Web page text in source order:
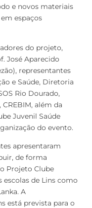
e novos materiais
espaços
do projeto,
José Aparecido
representantes
e Saúde, Diretoria
Rio Dourado,
além da
Juvenil Saúde
do evento.
apresentaram
de forma
Projeto Clube
escolas de Lins como
A
está prevista para o